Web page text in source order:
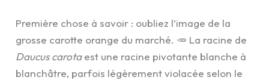
Première chose à savoir : oubliez l’image de la
grosse carotte orange du marché. 🥕 La racine de
Daucus carotaest une racine pivotante blanche à
blanchâtre, parfois légèrement violacée selon le